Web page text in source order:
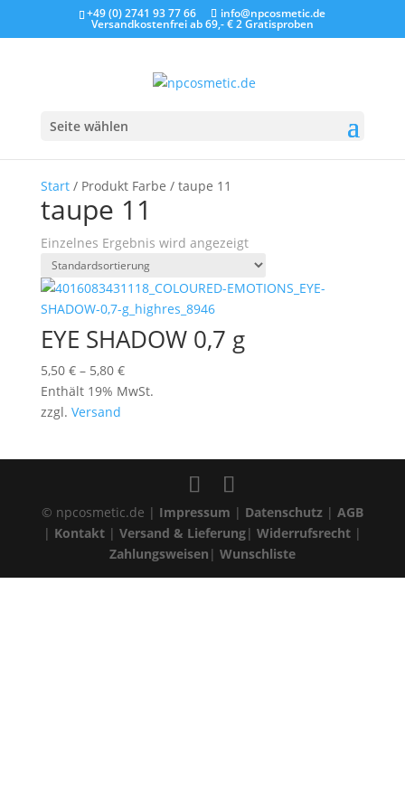
+49 (0) 2741 93 77 66 info@npcosmetic.de
Versandkostenfrei ab 69,- €2 Gratisproben
Seite wählen
Start/ Produkt Farbe / taupe 11
taupe 11
Einzelnes Ergebnis wird angezeigt
EYE SHADOW 0,7 g
5,50 € – 5,80 €Preisspanne:
5,50 €
Enthält 19% MwSt.
zzgl. Versand
© npcosmetic.de | Impressum | Datenschutz| AGB
| Kontakt| Versand & Lieferung| Widerrufsrecht|
Zahlungsweisen | Wunschliste